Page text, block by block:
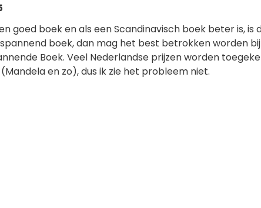
goed boek en als een Scandinavisch boek beter is, is
boek, dan mag het best betrokken worden
Boek. Veel Nederlandse prijzen worden
en zo), dus ik zie het probleem niet.